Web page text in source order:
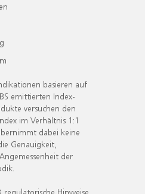
basieren auf
emittierten Index-
versuchen den
im Verhältnis 1:1
dabei keine
Genauigkeit,
der